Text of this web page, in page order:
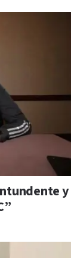
y